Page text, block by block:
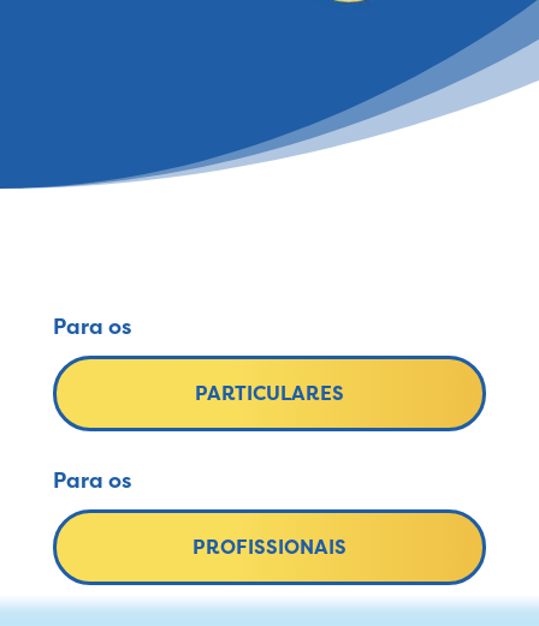
Para os
PARTICULARES
Para os
PROFISSIONAIS